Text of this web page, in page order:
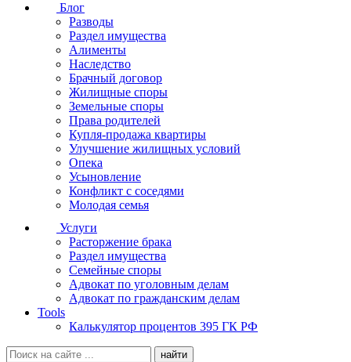
Блог
Разводы
Раздел имущества
Алименты
Наследство
Брачный договор
Жилищные споры
Земельные споры
Права родителей
Купля-продажа квартиры
Улучшение жилищных условий
Опека
Усыновление
Конфликт с соседями
Молодая семья
Услуги
Расторжение брака
Раздел имущества
Семейные споры
Адвокат по уголовным делам
Адвокат по гражданским делам
Tools
Калькулятор процентов 395 ГК РФ